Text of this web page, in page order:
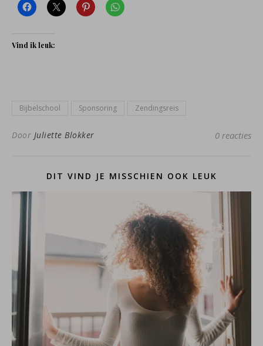
Vind ik leuk:
Bijbelschool Sponsoring Zendingsreis
Door Juliette Blokker 0 reacties
DIT VIND JE MISSCHIEN OOK LEUK